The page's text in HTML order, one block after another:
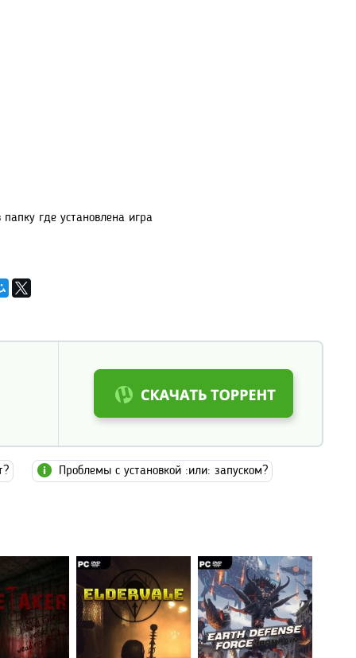
где установлена игра
Проблемы с установкой :или: запуском?